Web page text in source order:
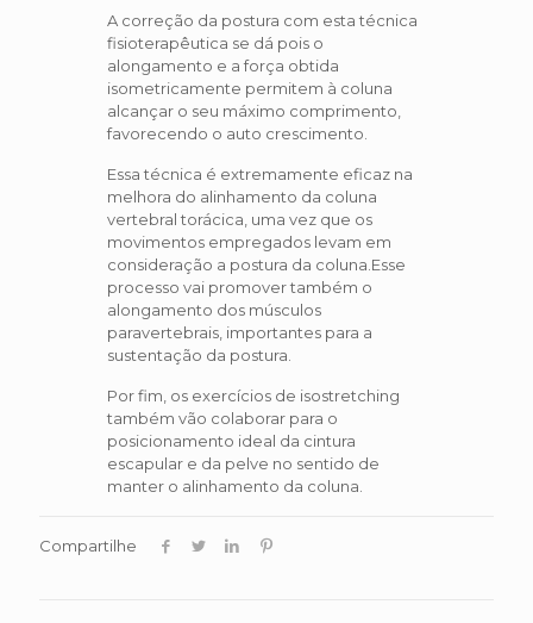
A correção da postura com esta técnica
fisioterapêutica se dá pois o
alongamento e a força obtida
isometricamente permitem à coluna
alcançar o seu máximo comprimento,
favorecendo o auto crescimento.
Essa técnica é extremamente eficaz na
melhora do alinhamento da coluna
vertebral torácica, uma vez que os
movimentos empregados levam em
consideração a postura da coluna.Esse
processo vai promover também o
alongamento dos músculos
paravertebrais, importantes para a
sustentação da postura.
Por fim, os exercícios de isostretching
também vão colaborar para o
posicionamento ideal da cintura
escapular e da pelve no sentido de
manter o alinhamento da coluna.
Compartilhe